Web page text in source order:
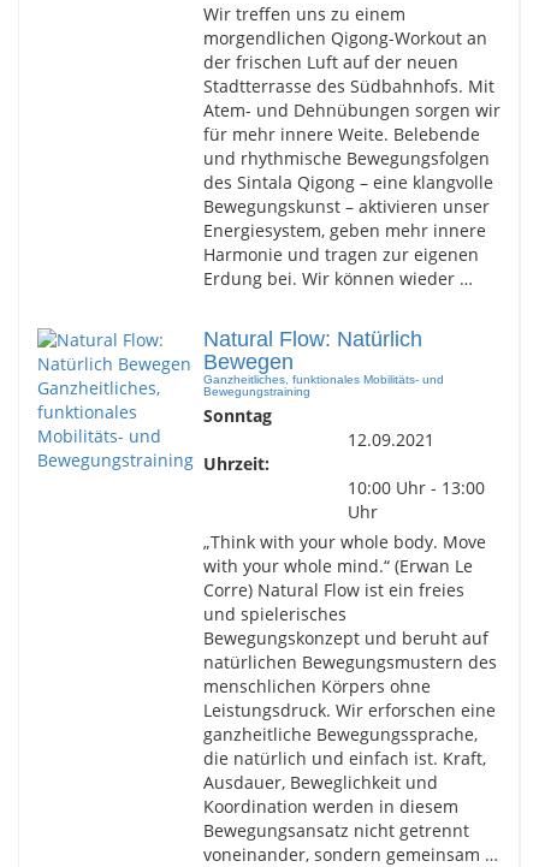
Wir treffen uns zu einem
morgendlichen Qigong-Workout an
der frischen Luft auf der neuen
Stadtterrasse des Südbahnhofs. Mit
Atem- und Dehnübungen sorgen wir
für mehr innere Weite. Belebende
und rhythmische Bewegungsfolgen
des Sintala Qigong – eine klangvolle
Bewegungskunst – aktivieren unser
Energiesystem, geben mehr innere
Harmonie und tragen zur eigenen
Erdung bei. Wir können wieder …
Natural Flow: Natürlich
Bewegen
Ganzheitliches, funktionales Mobilitäts- und
Bewegungstraining
Sonntag
12.09.2021
Uhrzeit:
10:00 Uhr - 13:00
Uhr
„Think with your whole body. Move
with your whole mind.“ (Erwan Le
Corre) Natural Flow ist ein freies
und spielerisches
Bewegungskonzept und beruht auf
natürlichen Bewegungsmustern des
menschlichen Körpers ohne
Leistungsdruck. Wir erforschen eine
ganzheitliche Bewegungssprache,
die natürlich und einfach ist. Kraft,
Ausdauer, Beweglichkeit und
Koordination werden in diesem
Bewegungsansatz nicht getrennt
voneinander, sondern gemeinsam …